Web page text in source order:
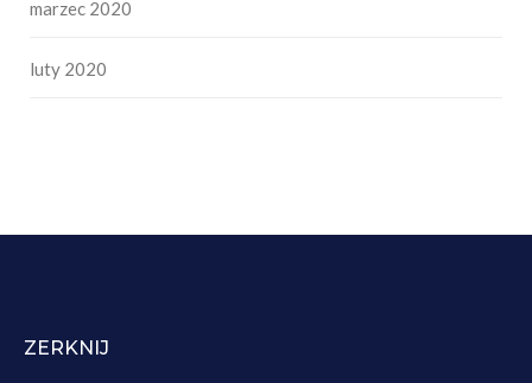
marzec 2020
luty 2020
ZERKNIJ